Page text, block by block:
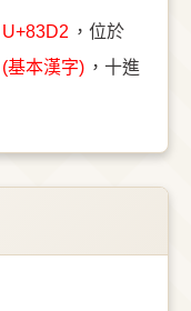
U+83D2 ，位於
(基本漢字) ，十進